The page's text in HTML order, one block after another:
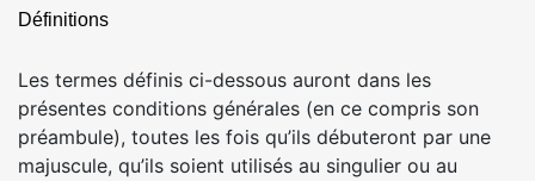
Définitions
Les termes définis ci-dessous auront dans les
présentes conditions générales (en ce compris son
préambule), toutes les fois qu’ils débuteront par une
majuscule, qu’ils soient utilisés au singulier ou au